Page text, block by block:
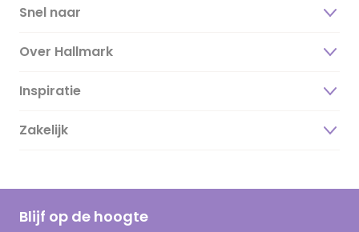
Snel naar
Over Hallmark
Over ons
Duurzaamheid
Hallmark Kaartclub
Inspiratie
Magazine
Cadeau inspiratie
Kaartinspiratie
Zakelijk
Blijf op de hoogte